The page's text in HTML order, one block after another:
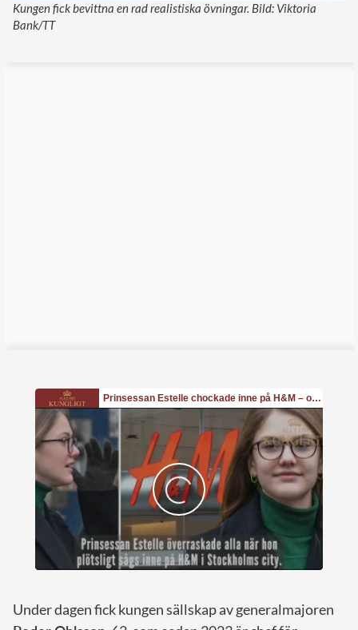
Kungen fick bevittna en rad realistiska övningar. Bild: Viktoria
Bank/TT
Under dagen fick kungen sällskap av generalmajoren